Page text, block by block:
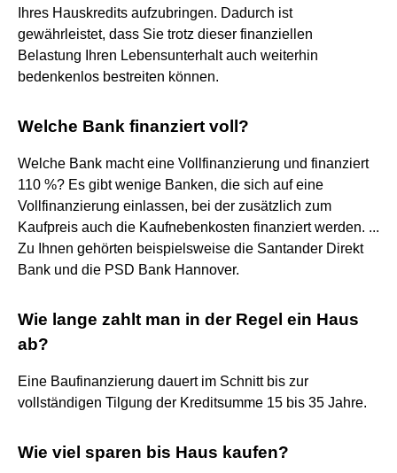
Ihres Hauskredits aufzubringen. Dadurch ist
gewährleistet, dass Sie trotz dieser finanziellen
Belastung Ihren Lebensunterhalt auch weiterhin
bedenkenlos bestreiten können.
Welche Bank finanziert voll?
Welche Bank macht eine Vollfinanzierung und finanziert
110 %? Es gibt wenige Banken, die sich auf eine
Vollfinanzierung einlassen, bei der zusätzlich zum
Kaufpreis auch die Kaufnebenkosten finanziert werden. ...
Zu Ihnen gehörten beispielsweise die Santander Direkt
Bank und die PSD Bank Hannover.
Wie lange zahlt man in der Regel ein Haus
ab?
Eine Baufinanzierung dauert im Schnitt bis zur
vollständigen Tilgung der Kreditsumme 15 bis 35 Jahre.
Wie viel sparen bis Haus kaufen?